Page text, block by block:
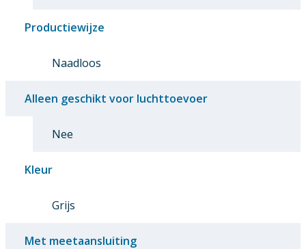
Productiewijze
Naadloos
Alleen geschikt voor luchttoevoer
Nee
Kleur
Grijs
Met meetaansluiting